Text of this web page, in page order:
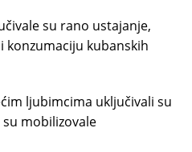
su rano ustajanje,
konzumaciju kubanskih
ljubimcima uključivali su
mobilizovale